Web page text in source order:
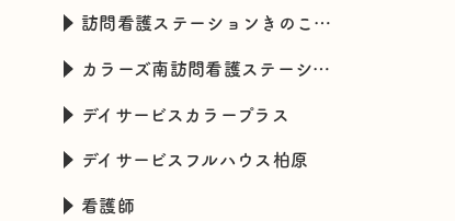
訪問看護ステーションきのこハウス
カラーズ南訪問看護ステーション
デイサービスカラープラス
デイサービスフルハウス柏原
看護師